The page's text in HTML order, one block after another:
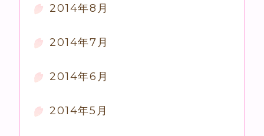
2014年8月
2014年7月
2014年6月
2014年5月